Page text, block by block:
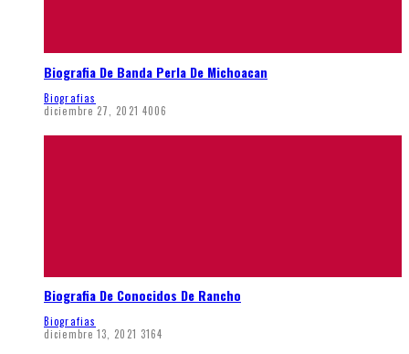
Biografia De Banda Perla De Michoacan
Biografias
diciembre 27, 2021 4006
Biografia De Conocidos De Rancho
Biografias
diciembre 13, 2021 3164